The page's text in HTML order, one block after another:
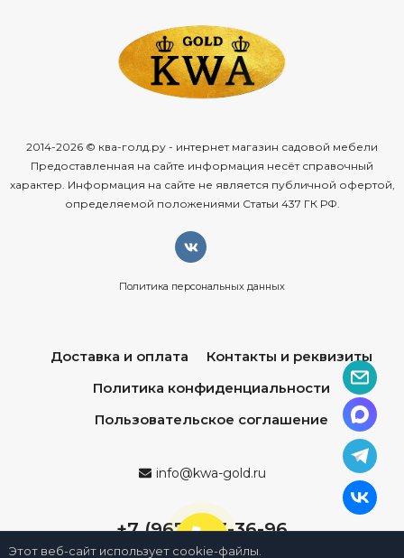
2014-2026 © ква-голд.ру - интернет магазин садовой мебели
Предоставленная на сайте информация несёт справочный
характер. Информация на сайте не является публичной офертой,
определяемой положениями Статьи 437 ГК РФ.
Политика персональных данных
Доставка и оплата
Контакты и реквизиты
Политика конфиденциальности
Пользовательское соглашение
info@kwa-gold.ru
+7 (967) 013-36-96
Этот веб-сайт использует cookie-файлы.